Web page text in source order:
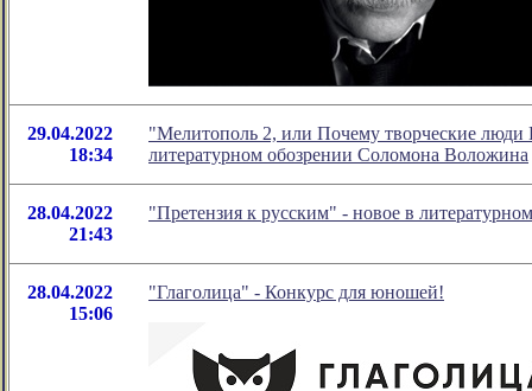
29.04.2022
18:34
"Мелитополь 2, или Почему творческие люди
литературном обозрении Соломона Воложина
28.04.2022
21:43
"Претензия к русским" - новое в
28.04.2022
15:06
"Глаголица" - Конкурс для юношей!